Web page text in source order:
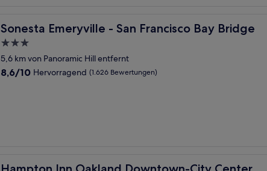
Sonesta Emeryville - San Francisco Bay Bridge
Sonesta Emeryville - San Francisco Bay Bridge
3.0-
Sterne-
Unterkunft
5,6 km von Panoramic Hill entfernt
8.6
8,6/10 Hervorragend (1.626 Bewertungen)
Hampton Inn Oakland Downtown-City Center